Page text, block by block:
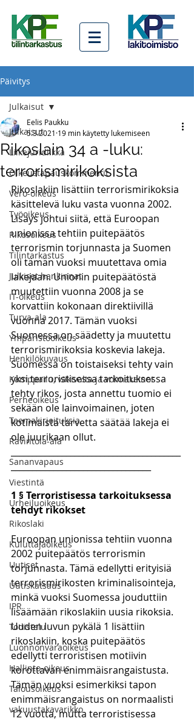
Päivitys
Julkaisut
Liikejuridiikka
Oikeustapauskommentit
Vero-oikeus
Työoikeus
Rikosoikeus
Tilintarkastus
Julkiset hankinnat
IT-oikeus
Turva-ala
Ympäristöoikeus
Henkilökuvaus
Kamppailu, väkivalta ja voimakeinot
Perheoikeus
Teemakirjoituksia
Ravintola-ala
Sananvapaus
Viestintä
Urheiluoikeus
Rikoslaki
Kuluttajaoikeus
Uutiset
Uutiskatsaus
IPR
Todistelu
Luonnonvaraoikeus
Hallinto-oikeus
Talousoikeus
vakuustakavarikko
Julkaisut
Rikoslain 34 a -luku:
terrorismirikoksista
Eelis Paukku
5.3.2021 19 min käytetty lukemiseen
Rikoslakiin lisättiin terrorismirikoksia
käsittelevä luku vasta vuonna 2002.
Lisäys johtui siitä, että Euroopan
unionissa tehtiin puitepäätös
terrorismin torjunnasta ja Suomen
oli tämän vuoksi muutettava omia
lakejaan. Unionin puitepäätöstä
muutettiin vuonna 2008 ja se
korvattiin kokonaan direktiivillä
vuonna 2017. Tämän vuoksi
Suomessa on säädetty ja muutettu
terrorismirikoksia koskevia lakeja.
Suomessa on toistaiseksi tehty vain
yksi terroristisessa tarkoituksessa
tehty rikos, josta annettu tuomio ei
sekään ole lainvoimainen, joten
kotimaista tarvetta säätää lakeja ei
ole juurikaan ollut.
_________________________________
1 § Terroristisessa tarkoituksessa
tehdyt rikokset
Euroopan unionissa tehtiin vuonna
2002 puitepäätös terrorismin
torjunnasta. Tämä edellytti erityisiä
terrorismirikosten kriminalisointeja,
minkä vuoksi Suomessa jouduttiin
lisäämään rikoslakiin uusia rikoksia.
Uuden luvun pykälä 1 lisättiin
rikoslakiin, koska puitepäätös
edellytti terroristisen motiivin
korottavan enimmäisrangaistusta.
Tämän vuoksi esimerkiksi tapon
enimmäisrangaistus on normaalisti
12 vuotta, mutta terroristisessa